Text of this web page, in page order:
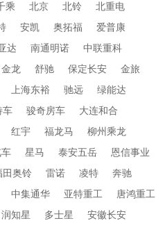
乘 北京 北铃
北重电
安凯 奥拓福
爱普康
达 南通明诺
中联重科
金龙 舒驰 保定长安
金旅
上海东裕 驰远
绿能达
车 骏奇房车
大连和合
红宇 福龙马
柳州乘龙
星马 泰安五岳
恩信事业
田奥铃 雷诺 凌特
奔驰
中集通华 亚特重工
唐鸿重工
润知星 多士星
安徽长安